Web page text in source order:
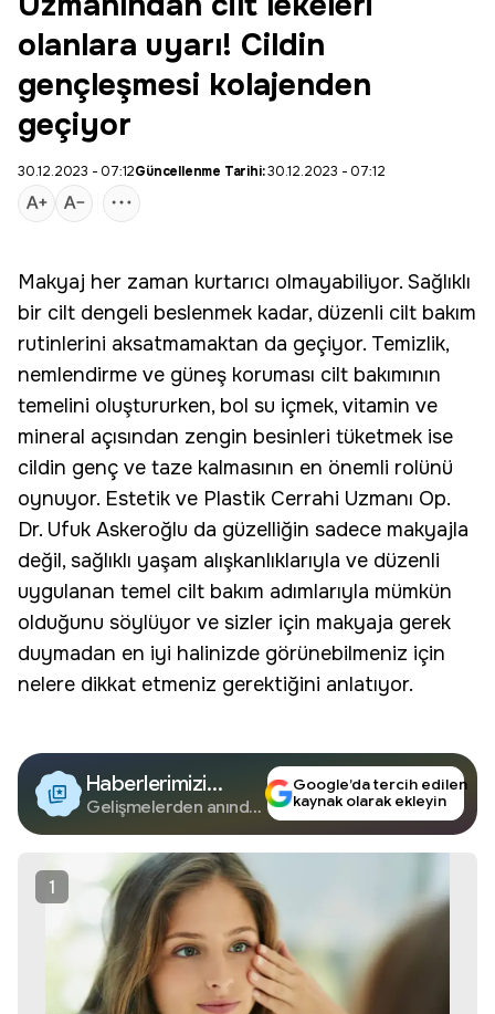
olanlara uyarı! Cildin
gençleşmesi kolajenden
geçiyor
30.12.2023 - 07:12Güncellenme Tarihi:30.12.2023 - 07:12
Makyaj her zaman kurtarıcı olmayabiliyor. Sağlıklı
bir cilt dengeli beslenmek kadar, düzenli cilt bakım
rutinlerini aksatmamaktan da geçiyor. Temizlik,
nemlendirme ve güneş koruması cilt bakımının
temelini oluştururken, bol su içmek, vitamin ve
mineral açısından zengin besinleri tüketmek ise
cildin genç ve taze kalmasının en önemli rolünü
oynuyor. Estetik ve Plastik Cerrahi Uzmanı Op.
Dr. Ufuk Askeroğlu da güzelliğin sadece makyajla
değil, sağlıklı yaşam alışkanlıklarıyla ve düzenli
uygulanan temel cilt bakım adımlarıyla mümkün
olduğunu söylüyor ve sizler için makyaja gerek
duymadan en iyi halinizde görünebilmeniz için
nelere dikkat etmeniz gerektiğini anlatıyor.
Haberlerimizi
Google'da Takip
Edin
Gelişmelerden anında
Google’da tercih edilen
kaynak olarak ekleyin
1